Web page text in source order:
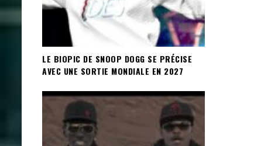
LE BIOPIC DE SNOOP DOGG SE PRÉCISE
AVEC UNE SORTIE MONDIALE EN 2027